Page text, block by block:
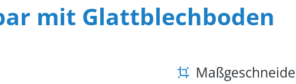
mit Glattblechboden